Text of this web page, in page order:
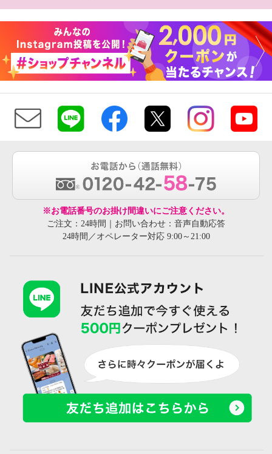
※お電話番号のお掛け間違いにご注意ください。
ご注文：24時間｜お問い合わせ：音声自動応答
24時間／オペレーター対応 9:00～21:00